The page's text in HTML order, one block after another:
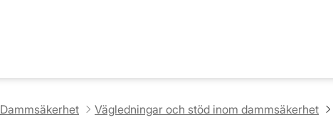
Dammsäkerhet Vägledningar och stöd inom dammsäkerhet